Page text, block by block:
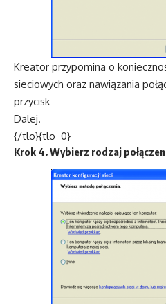
Kreator przypomina o
sieciowych oraz nawiązania
przycisk
Dalej.
{/tlo}{tlo_0}
Krok 4. Wybierz rodzaj